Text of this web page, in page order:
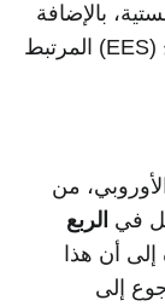
بالإضافة
إلى تأخر في تنفيذ نظام الدخول والخروج (EES) المرتبط
من
الربع
أن هذا
إلى